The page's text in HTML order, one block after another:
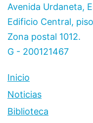
Avenida Urdaneta,
Edificio Central,
Zona postal 1012.
G - 200121467
Inicio
Noticias
Biblioteca